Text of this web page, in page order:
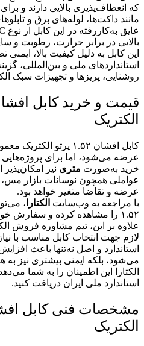
که انعطاف‌پذیری بالایی دارند و
مانند داکت‌ها، لوله‌های برق و
بالایی در برابر حرارت، رطوبت و
این کابل به دلیل کیفیت بالا،
استانداردهای ملی و بین‌المللی،
روشنایی، پریزها و تجهیزات سبک
الکتریک
کابل افشان ۱.۵۲ پرتو الکتریک معمولاً در
عرضه می‌شود، اما برای پروژه‌هایی
خرید به‌صورت متری نیز
عواملی همچون نوسانات بازار مس،
عرضه و تقاضا متغیر خواهد بود.
با مراجعه به وب‌سایت الکتارا ،
۱.۵۲ را مشاهده کرده و سفارش
علاوه بر این، تیم مشاوره فروش
لازم جهت انتخاب کابل مناسب با
استاندارد و اصل نه‌تنها باعث
می‌شود، بلکه ایمنی بیشتری نیز به
الکتارا این اطمینان را به شما
استاندارد ملی ایران دریافت کنید.
الکتریک